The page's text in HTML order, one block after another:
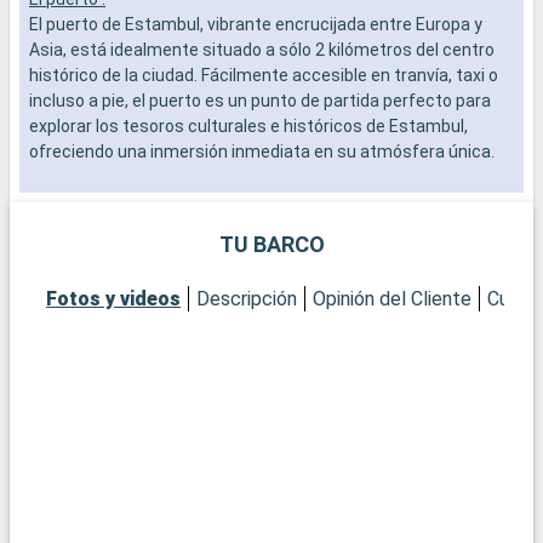
El puerto de Estambul, vibrante encrucijada entre Europa y
Asia, está idealmente situado a sólo 2 kilómetros del centro
histórico de la ciudad. Fácilmente accesible en tranvía, taxi o
incluso a pie, el puerto es un punto de partida perfecto para
explorar los tesoros culturales e históricos de Estambul,
ofreciendo una inmersión inmediata en su atmósfera única.
arquitectónicas como la Mezquita Azul y la majestuosa Santa
Palacio de Topkapi, residencia de los sultanes otomanos, es
TU BARCO
Fotos y videos Descripción Opinión del Cliente